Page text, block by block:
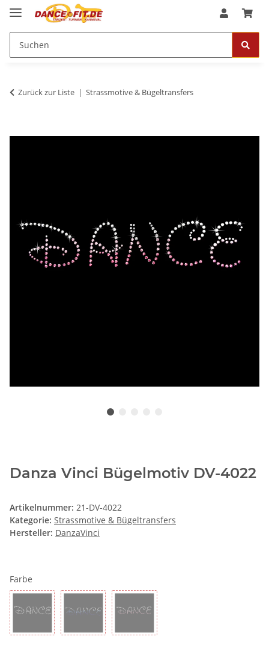
Zurück zur Liste Strassmotive & Bügeltransfers
Danza Vinci Bügelmotiv DV-4022
Artikelnummer: 21-DV-4022
Kategorie: Strassmotive & Bügeltransfers
Hersteller: DanzaVinci
Farbe